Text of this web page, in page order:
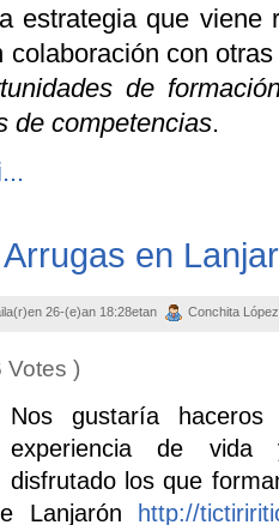
la estrategia que
con
de
de competencias.
en
26-(e)an 18:28etan Conchita
Votes )
Nos gustaría
experiencia de vida
disfrutado los que
Lanjarón
http://